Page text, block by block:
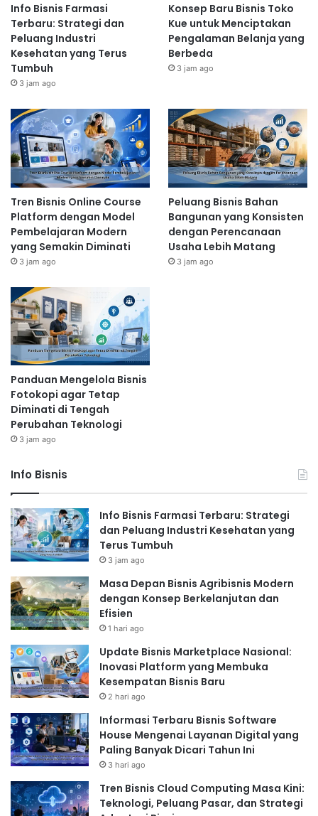
Info Bisnis Farmasi
Terbaru: Strategi dan
Peluang Industri
Kesehatan yang Terus
Tumbuh
3 jam ago
Konsep Baru Bisnis Toko
Kue untuk Menciptakan
Pengalaman Belanja yang
Berbeda
3 jam ago
Tren Bisnis Online Course
Platform dengan Model
Pembelajaran Modern
yang Semakin Diminati
3 jam ago
Peluang Bisnis Bahan
Bangunan yang Konsisten
dengan Perencanaan
Usaha Lebih Matang
3 jam ago
Panduan Mengelola Bisnis
Fotokopi agar Tetap
Diminati di Tengah
Perubahan Teknologi
3 jam ago
Info Bisnis
Info Bisnis Farmasi Terbaru: Strategi
dan Peluang Industri Kesehatan yang
Terus Tumbuh
3 jam ago
Masa Depan Bisnis Agribisnis Modern
dengan Konsep Berkelanjutan dan
Efisien
1 hari ago
Update Bisnis Marketplace Nasional:
Inovasi Platform yang Membuka
Kesempatan Bisnis Baru
2 hari ago
Informasi Terbaru Bisnis Software
House Mengenai Layanan Digital yang
Paling Banyak Dicari Tahun Ini
3 hari ago
Tren Bisnis Cloud Computing Masa Kini:
Teknologi, Peluang Pasar, dan Strategi